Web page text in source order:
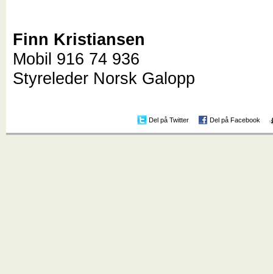
Finn Kristiansen
Mobil 916 74 936
Styreleder Norsk Galopp
Del på Twitter Del på Facebook